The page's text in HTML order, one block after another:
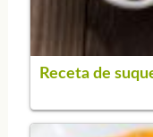
Receta de